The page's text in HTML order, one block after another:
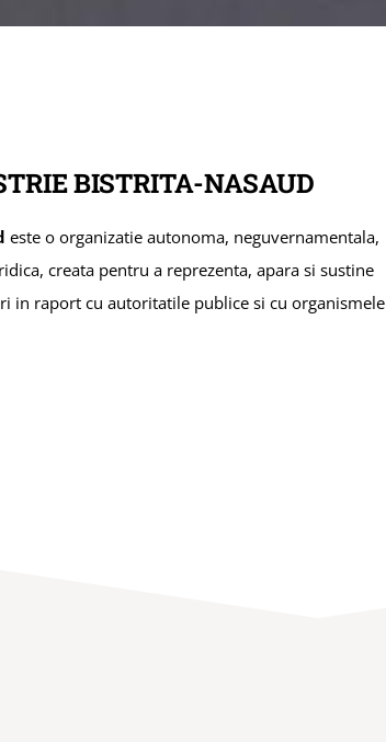
BISTRITA-NASAUD
este o organizatie autonoma, neguvernamentala,
creata pentru a reprezenta, apara si sustine
in raport cu autoritatile publice si cu organismele